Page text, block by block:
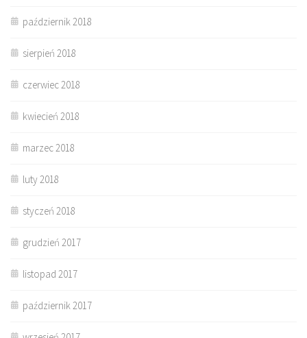
październik 2018
sierpień 2018
czerwiec 2018
kwiecień 2018
marzec 2018
luty 2018
styczeń 2018
grudzień 2017
listopad 2017
październik 2017